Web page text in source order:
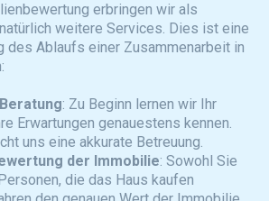
erbringen wir als
weitere Services. Dies ist eine
des Ablaufs einer Zusammenarbeit in
: Zu Beginn lernen wir Ihr
Erwartungen genauestens kennen.
uns eine akkurate Betreuung.
der Immobilie: Sowohl Sie
die das Haus kaufen